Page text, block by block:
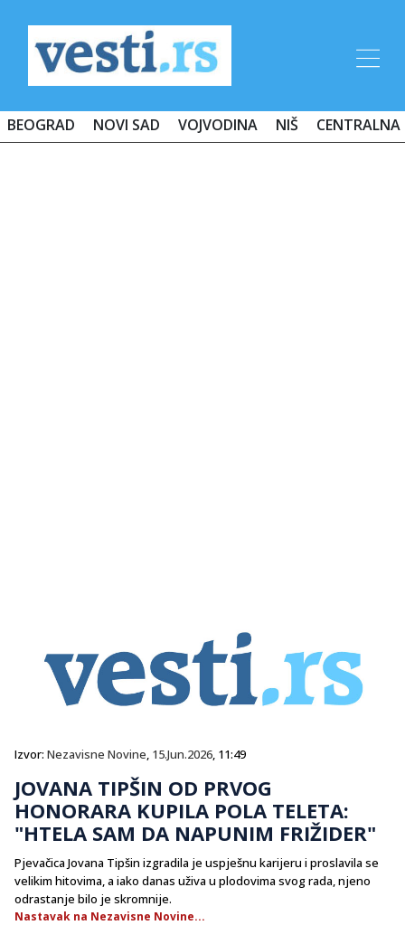
BEOGRAD NOVI SAD VOJVODINA NIŠ CENTRALNA
Izvor: Nezavisne Novine, 15.Jun.2026, 11:49
JOVANA TIPŠIN OD PRVOG
HONORARA KUPILA POLA TELETA:
"HTELA SAM DA NAPUNIM FRIŽIDER"
Pjevačica Jovana Tipšin izgradila je uspješnu karijeru i proslavila se
velikim hitovima, a iako danas uživa u plodovima svog rada, njeno
odrastanje bilo je skromnije.
Nastavak na Nezavisne Novine...